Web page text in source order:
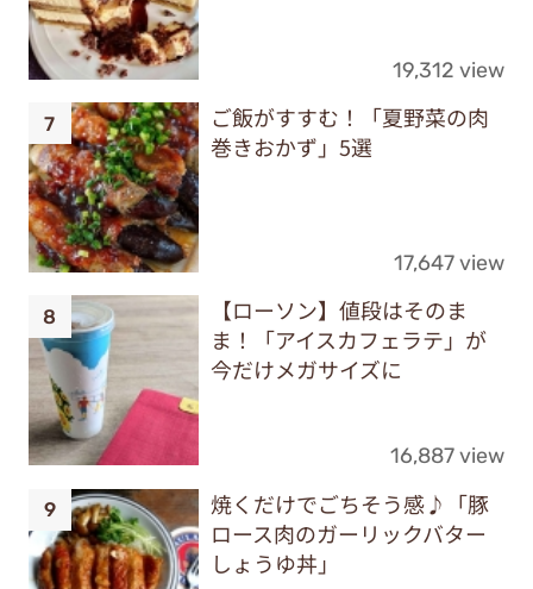
19,312 view
ご飯がすすむ！「夏野菜の肉
巻きおかず」5選
17,647 view
【ローソン】値段はそのま
ま！「アイスカフェラテ」が
今だけメガサイズに
16,887 view
焼くだけでごちそう感♪「豚
ロース肉のガーリックバター
しょうゆ丼」